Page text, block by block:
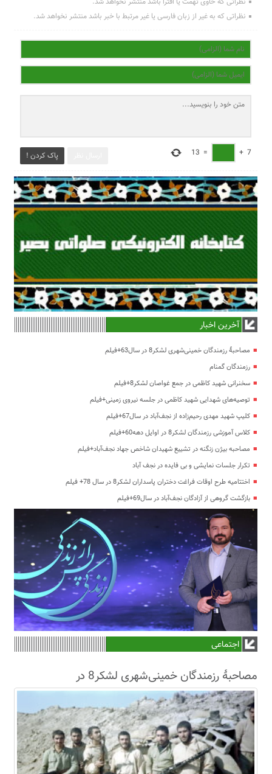
نظراتی که به غیر از زبان فارسی یا غیر مرتبط با خبر باشد منتشر نخواهد شد.
پاک کردن ! 7
+
=
13
آخرین اخبار
مصاحبۀ رزمندگان خمینی‌شهری لشکر8 در سال63+فیلم
رزمندگان گمنام
سخنرانی شهید کاظمی در جمع غواصان لشکر8+فیلم
توصیه‌های شهدایی شهید کاظمی در جلسه نیروی زمینی+فیلم
کلیپ شهید مهدی رحیم‌زاده از نجف‌آباد در سال67+فیلم
کلاس آموزشی رزمندگان لشکر8 در اوایل دهه60+فیلم
مصاحبه بیژن زنگنه در تشییع شهیدان شاخص جهاد نجف‌آباد+فیلم
تکرار جلسات نمایشی و بی فایده در نجف آباد
اختتامیه طرح اوقات فراغت دختران پاسداران لشکر8 در سال 78+ فیلم
بازگشت گروهی از آزادگان نجف‌آباد در سال69+فیلم
اجتماعی
مصاحبۀ رزمندگان خمینی‌شهری لشکر8 در
سال63+فیلم